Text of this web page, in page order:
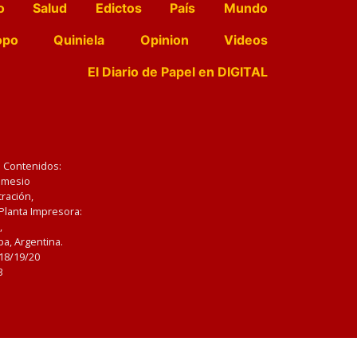
Salud Edictos País
Mundo
Quiniela Opinion
Videos
El Diario de Papel en DIGITAL
Impresora:
Argentina.
19/20